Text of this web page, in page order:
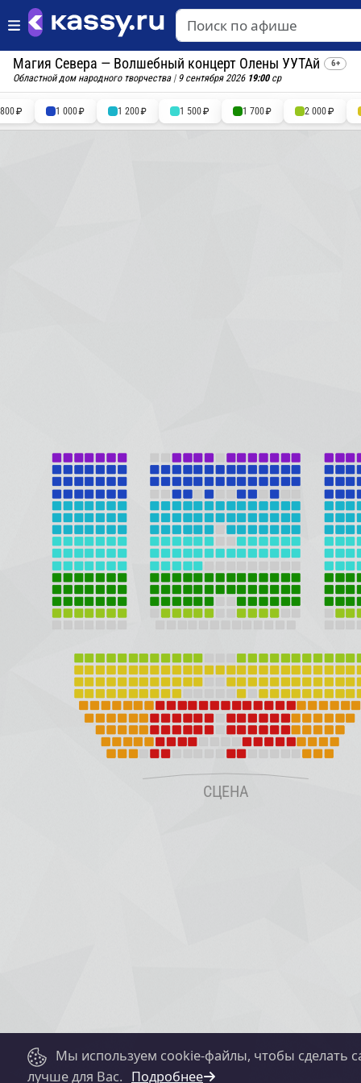
Магия Севера — Волшебный концерт Олены УУТАй 6+
Областной дом народного творчества| 9 сентября 2026 19:00ср
800 1 000 1 200 1 500 1 700 2 000
Мы используем cookie-файлы, чтобы сделать
лучше для Вас. Подробнее